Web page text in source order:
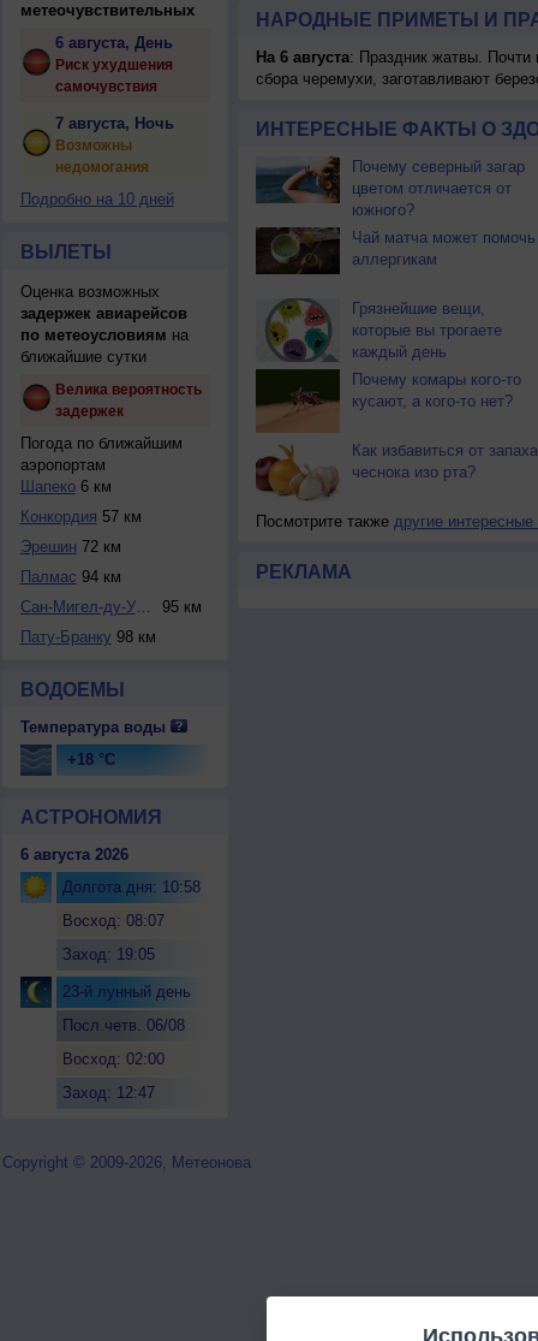
метеочувствительных
6 августа, День
Риск ухудшения
самочувствия
7 августа, Ночь
Возможны
недомогания
Подробно на 10 дней
ВЫЛЕТЫ
Оценка возможных
задержек авиарейсов
по метеоусловиям на
ближайшие сутки
Велика вероятность
задержек
Погода по ближайшим
аэропортам
Шапеко6 км
Конкордия 57 км
Эрешин 72 км
Палмас 94 км
Сан-Мигел-ду-Уэст...
95 км
Пату-Бранку 98 км
ВОДОЕМЫ
Температура воды
+18 °C
АСТРОНОМИЯ
6 августа 2026
Долгота дня: 10:58
Восход: 08:07
Заход: 19:05
23-й лунный день
Посл.четв. 06/08
Восход: 02:00
Заход: 12:47
НАРОДНЫЕ ПРИМЕТЫ И
На 6 августа: Праздник жатвы. Почти
сбора черемухи, заготавливают
ИНТЕРЕСНЫЕ ФАКТЫ О
Почему северный загар
цветом отличается от
южного?
Чай матча может помочь
аллергикам
Грязнейшие вещи,
которые вы трогаете
каждый день
Почему комары кого-то
кусают, а кого-то нет?
Как избавиться от запаха
чеснока изо рта?
Посмотрите также другие интересные
РЕКЛАМА
Copyright © 2009-2026, Метеонова